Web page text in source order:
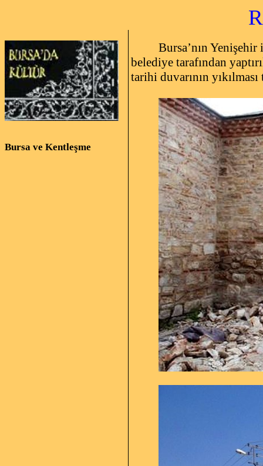
Bursa ve Kentleşme
Bursa’nın
belediye tarafından
tarihi duvarının